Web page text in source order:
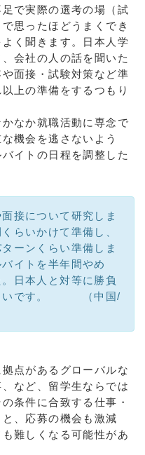
で実際の選考の場（試
思ったほどうまくでき
く聞きます。日本人学
会社の人の話を聞いた
面接・試験対策など準
上の準備をするつもり
なか就職活動に専念で
機会を逃さないよう
イトの日程を調整した
接について研究しま
らいかけて準備し、
ーンくらい準備しま
イトを半年間やめ
日本人と対等に勝負
しいです。 （中国/
点があるグローバルな
など、留学生ならでは
条件に合致する仕事・
、応募の機会も激減
難しくなる可能性があ